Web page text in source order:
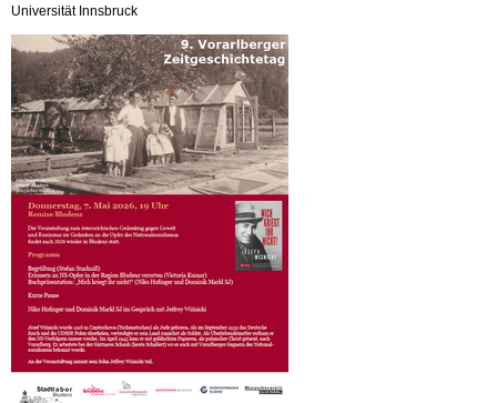
Universität Innsbruck